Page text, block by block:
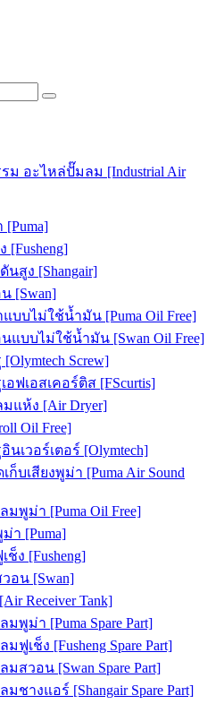
อะไหล่ปั๊มลม [Industrial Air
[Fusheng]
สูง [Shangair]
[Swan]
บบไม่ใช้น้ำมัน [Puma Oil Free]
แบบไม่ใช้น้ำมัน [Swan Oil Free]
Screw]
ฟเอสเคอร์ติส [FScurtis]
มแห้ง [Air Dryer]
Oil Free]
เวอร์เตอร์ [Olymtech]
บเสียงพูม่า [Puma Air Sound
พูม่า [Puma Oil Free]
า [Puma]
ง [Fusheng]
อน [Swan]
Receiver Tank]
พูม่า [Puma Spare Part]
ฟูเช็ง [Fusheng Spare Part]
สวอน [Swan Spare Part]
ชางแอร์ [Shangair Spare Part]